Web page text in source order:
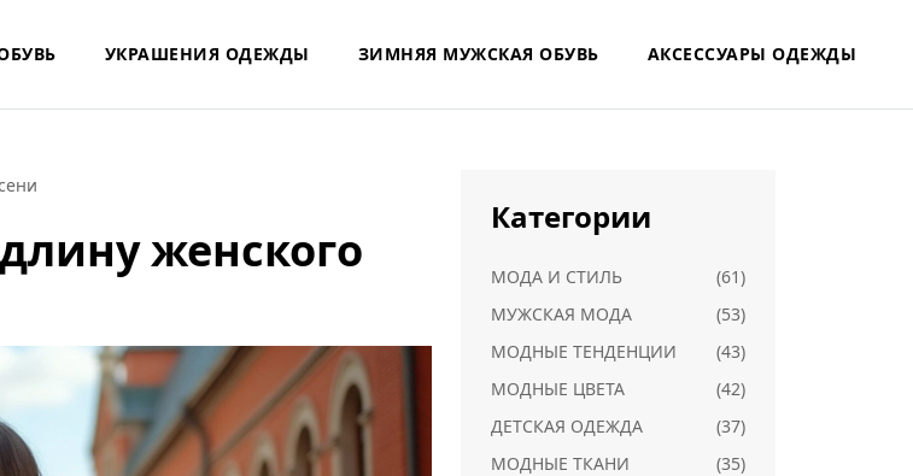
УКРАШЕНИЯ ОДЕЖДЫ ЗИМНЯЯ МУЖСКАЯ ОБУВЬ АКСЕССУАРЫ ОДЕЖДЫ
женского
Категории
МОДА И СТИЛЬ
(61)
МУЖСКАЯ МОДА
(53)
МОДНЫЕ ТЕНДЕНЦИИ
(43)
МОДНЫЕ ЦВЕТА
(42)
ДЕТСКАЯ ОДЕЖДА
(37)
МОДНЫЕ ТКАНИ
(35)